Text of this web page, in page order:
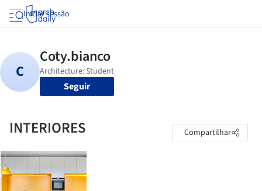
Iniciar sessão
Seguir
INTERIORES Compartilhar